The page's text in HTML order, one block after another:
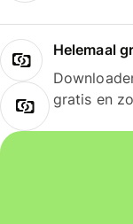
Helemaal
gratis en